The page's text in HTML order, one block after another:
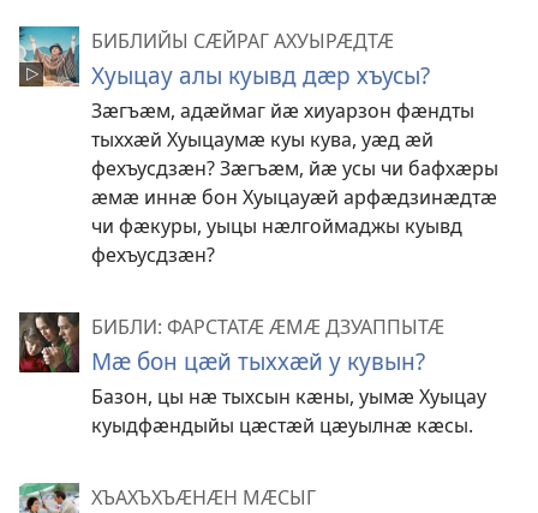
БИБЛИЙЫ СӔЙРАГ АХУЫРӔДТӔ
Хуыцау алы куывд дӕр хъусы?
Зӕгъӕм, адӕймаг йӕ хиуарзон фӕндты
тыххӕй Хуыцаумӕ куы кува, уӕд ӕй
фехъусдзӕн? Зӕгъӕм, йӕ усы чи бафхӕры
ӕмӕ иннӕ бон Хуыцауӕй арфӕдзинӕдтӕ
чи фӕкуры, уыцы нӕлгоймаджы куывд
фехъусдзӕн?
БИБЛИ: ФАРСТАТӔ ӔМӔ ДЗУАППЫТӔ
Мӕ бон цӕй тыххӕй у кувын?
Базон, цы нӕ тыхсын кӕны, уымӕ Хуыцау
куыдфӕндыйы цӕстӕй цӕуылнӕ кӕсы.
ХЪАХЪХЪӔНӔН МӔСЫГ